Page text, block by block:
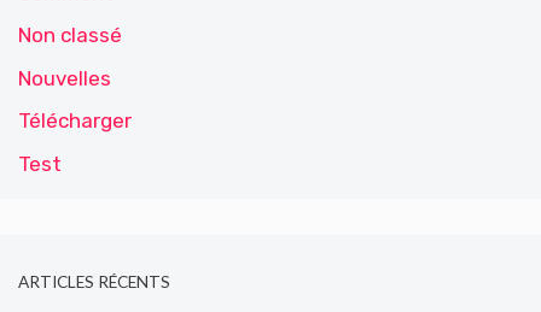
Non classé
Nouvelles
Télécharger
Test
ARTICLES RÉCENTS